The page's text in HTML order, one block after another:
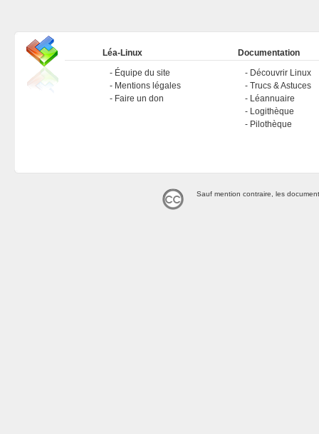
Léa-Linux
Équipe du site
Mentions légales
Faire un don
Documentation
Découvrir Linux
Trucs & Astuces
Léannuaire
Logithèque
Pilothèque
Sauf mention contraire, les